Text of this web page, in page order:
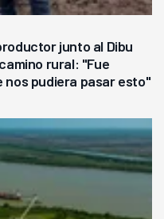
junto al Dibu
rural: "Fue
nos pudiera pasar esto"